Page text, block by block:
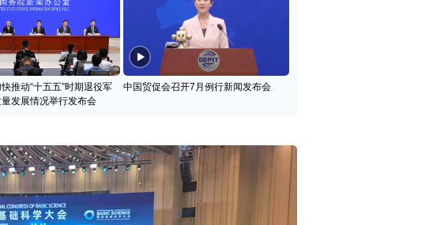
推动“十五五”时期退役军
量发展情况举行发布会
中国贸促会召开7月例行新闻发布会